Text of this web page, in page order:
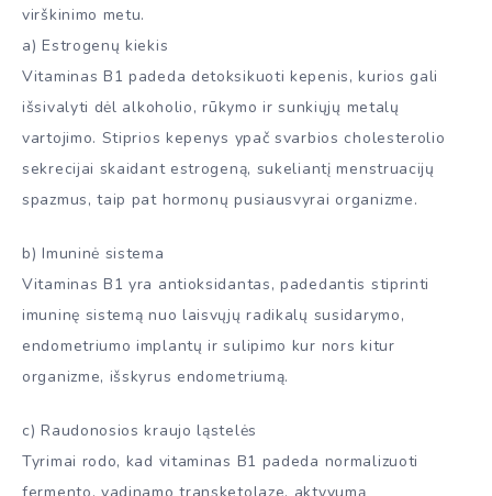
virškinimo metu.
a) Estrogenų kiekis
Vitaminas B1 padeda detoksikuoti kepenis, kurios gali
išsivalyti dėl alkoholio, rūkymo ir sunkiųjų metalų
vartojimo. Stiprios kepenys ypač svarbios cholesterolio
sekrecijai skaidant estrogeną, sukeliantį menstruacijų
spazmus, taip pat hormonų pusiausvyrai organizme.
b) Imuninė sistema
Vitaminas B1 yra antioksidantas, padedantis stiprinti
imuninę sistemą nuo laisvųjų radikalų susidarymo,
endometriumo implantų ir sulipimo kur nors kitur
organizme, išskyrus endometriumą.
c) Raudonosios kraujo ląstelės
Tyrimai rodo, kad vitaminas B1 padeda normalizuoti